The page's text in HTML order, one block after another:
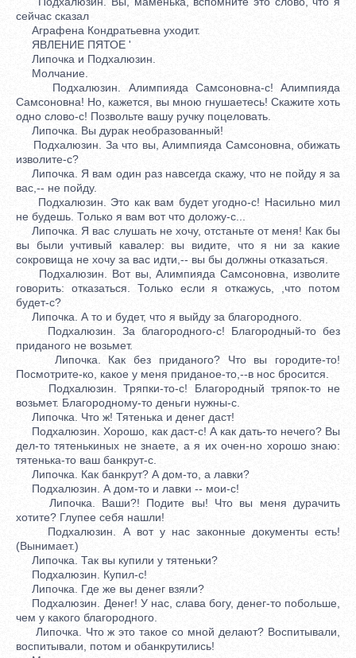
сейчас сказал
Аграфена Кондратьевна уходит.
ЯВЛЕНИЕ ПЯТОЕ '
Липочка и Подхалюзин.
Молчание.
Подхалюзин. Алимпияда Самсоновна-с! Алимпияда
Самсоновна! Но, кажется, вы мною гнушаетесь! Скажите хоть
одно слово-с! Позвольте вашу ручку поцеловать.
Липочка. Вы дурак необразованный!
Подхалюзин. За что вы, Алимпияда Самсоновна, обижать
изволите-с?
Липочка. Я вам один раз навсегда скажу, что не пойду я за
вас,-- не пойду.
Подхалюзин. Это как вам будет угодно-с! Насильно мил
не будешь. Только я вам вот что доложу-с...
Липочка. Я вас слушать не хочу, отстаньте от меня! Как бы
вы были учтивый кавалер: вы видите, что я ни за какие
сокровища не хочу за вас идти,-- вы бы должны отказаться.
Подхалюзин. Вот вы, Алимпияда Самсоновна, изволите
говорить: отказаться. Только если я откажусь, ,что потом
будет-с?
Липочка. А то и будет, что я выйду за благородного.
Подхалюзин. За благородного-с! Благородный-то без
приданого не возьмет.
Липочка. Как без приданого? Что вы городите-то!
Посмотрите-ко, какое у меня приданое-то,--в нос бросится.
Подхалюзин. Тряпки-то-с! Благородный тряпок-то не
возьмет. Благородному-то деньги нужны-с.
Липочка. Что ж! Тятенька и денег даст!
Подхалюзин. Хорошо, как даст-с! А как дать-то нечего? Вы
дел-то тятенькиных не знаете, а я их очен-но хорошо знаю:
тятенька-то ваш банкрут-с.
Липочка. Как банкрут? А дом-то, а лавки?
Подхалюзин. А дом-то и лавки -- мои-с!
Липочка. Ваши?! Подите вы! Что вы меня дурачить
хотите? Глупее себя нашли!
Подхалюзин. А вот у нас законные документы есть!
(Вынимает.)
Липочка. Так вы купили у тятеньки?
Подхалюзин. Купил-с!
Липочка. Где же вы денег взяли?
Подхалюзин. Денег! У нас, слава богу, денег-то побольше,
чем у какого благородного.
Липочка. Что ж это такое со мной делают? Воспитывали,
воспитывали, потом и обанкрутились!